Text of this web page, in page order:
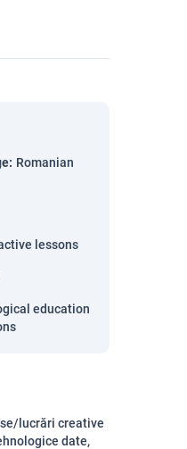
: Romanian
lessons
education
lucrări creative
date,